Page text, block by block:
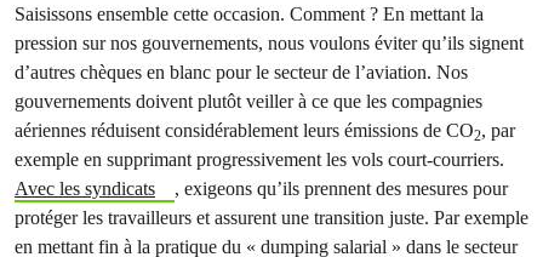
Saisissons ensemble cette occasion. Comment ? En mettant la
pression sur nos gouvernements, nous voulons éviter qu’ils signent
d’autres chèques en blanc pour le secteur de l’aviation. Nos
gouvernements doivent plutôt veiller à ce que les compagnies
aériennes réduisent considérablement leurs émissions de CO2, par
exemple en supprimant progressivement les vols court-courriers.
Avec les syndicats
, exigeons qu’ils prennent des mesures pour
protéger les travailleurs et assurent une transition juste. Par exemple
en mettant fin à la pratique du « dumping salarial » dans le secteur